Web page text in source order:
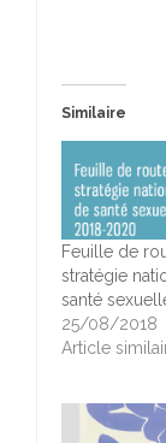
Similaire
Feuille de
stratégie
santé
25/08/2018
Article